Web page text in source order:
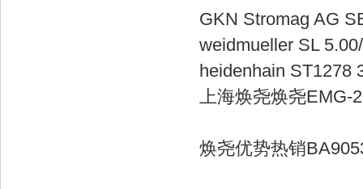
GKN Stromag
weidmueller
heidenhain
上海焕尧焕尧
焕尧优势热销